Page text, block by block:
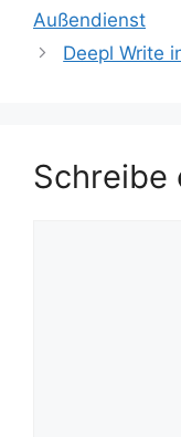
Außendienst
Deepl Write
Schreibe